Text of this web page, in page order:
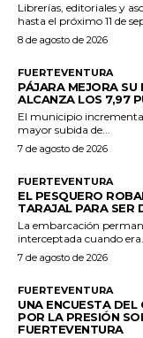
Librerías, editoriales y
8 de agosto de 2026
FUERTEVENTURA
PÁJARA MEJORA SU
ALCANZA LOS 7,97
El municipio
mayor subida de...
7 de agosto de 2026
FUERTEVENTURA
EL PESQUERO
TARAJAL PARA SER
La embarcación
interceptada cuando
7 de agosto de 2026
FUERTEVENTURA
UNA ENCUESTA DEL
POR LA PRESIÓN
FUERTEVENTURA